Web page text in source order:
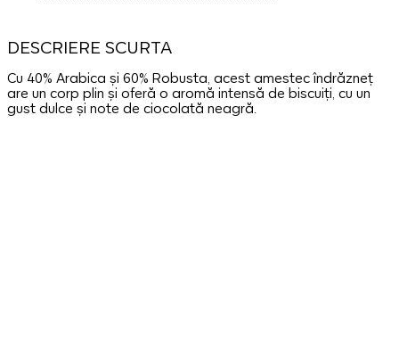
DESCRIERE SCURTA
Cu 40% Arabica și 60% Robusta, acest amestec îndrăzneț
are un corp plin și oferă o aromă intensă de biscuiți, cu un
gust dulce și note de ciocolată neagră.